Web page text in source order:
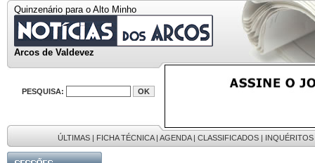
Quinzenário para o Alto Minho
Arcos de Valdevez
PESQUISA:
ÚLTIMAS | FICHA TÉCNICA| AGENDA| CLASSIFICADOS | INQUÉRITOS